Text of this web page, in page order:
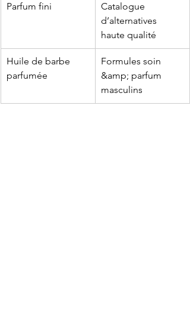
Parfum fini
Catalogue
d’alternatives
haute qualité
Huile de barbe
parfumée
Formules soin
&amp; parfum
masculins